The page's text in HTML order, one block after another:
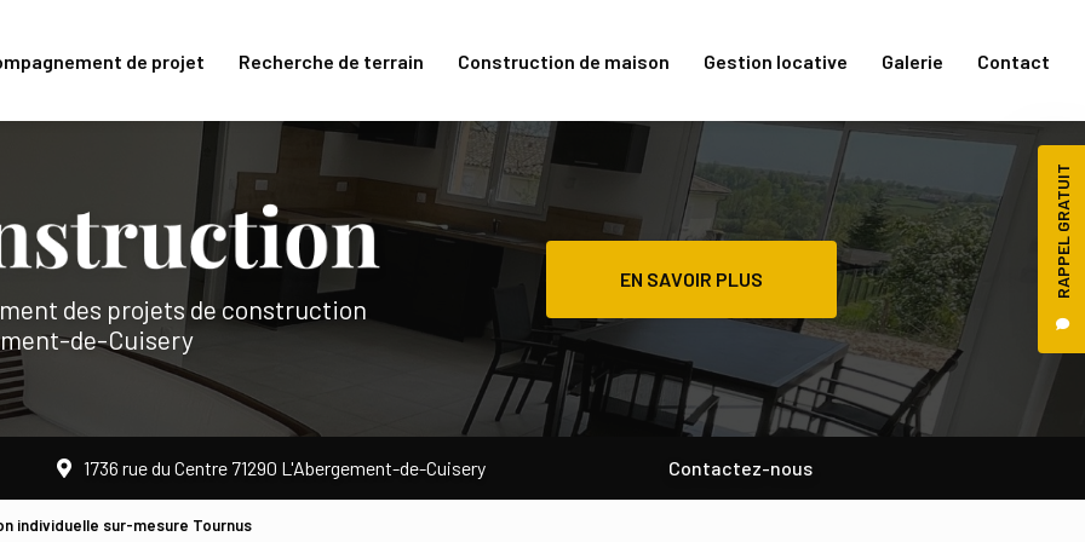
RAPPEL GRATUIT
de projet Recherche de terrain Construction de maison Gestion locative Galerie Contact
des projets de construction
de-Cuisery
EN SAVOIR PLUS
1736 rue du Centre 71290 L'Abergement-de-Cuisery Contactez-nous
individuelle sur-mesure Tournus